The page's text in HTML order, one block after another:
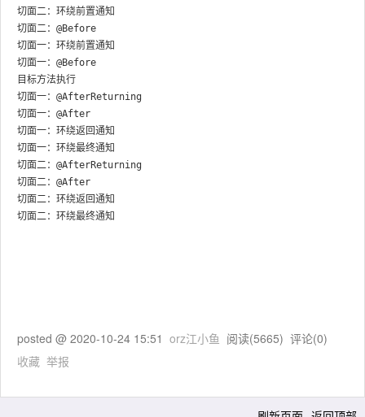
切面二：环绕前置通知
切面二：@Before
切面一：环绕前置通知
切面一：@Before
目标方法执行
切面一：@AfterReturning
切面一：@After
切面一：环绕返回通知
切面一：环绕最终通知
切面二：@AfterReturning
切面二：@After
切面二：环绕返回通知
posted @ 2020-10-24 15:51 orz江小鱼 阅读(5665) 评论(0)
收藏 举报